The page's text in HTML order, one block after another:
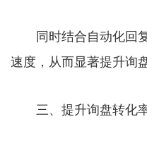
同时结合自动化回复
速度，从而显著提升询
三、提升询盘转化率